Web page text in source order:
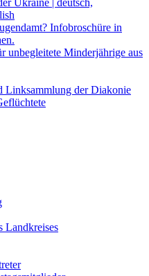
Ukraine | deutsch,
Infobroschüre in
unbegleitete Minderjährige aus
Linksammlung der Diakonie
Landkreises